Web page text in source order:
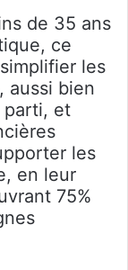
de 35 ans
ce
les
aussi bien
parti, et
les
en leur
75%